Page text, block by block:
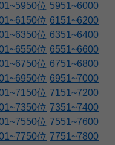
位 5951~6000
位 6151~6200
位 6351~6400
位 6551~6600
位 6751~6800
位 6951~7000
位 7151~7200
位 7351~7400
位 7551~7600
位 7751~7800